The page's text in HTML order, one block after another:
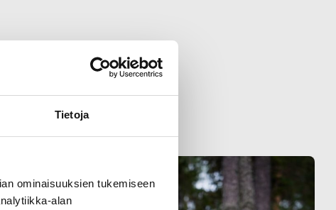
Tietoja
ominaisuuksien tukemiseen
alan